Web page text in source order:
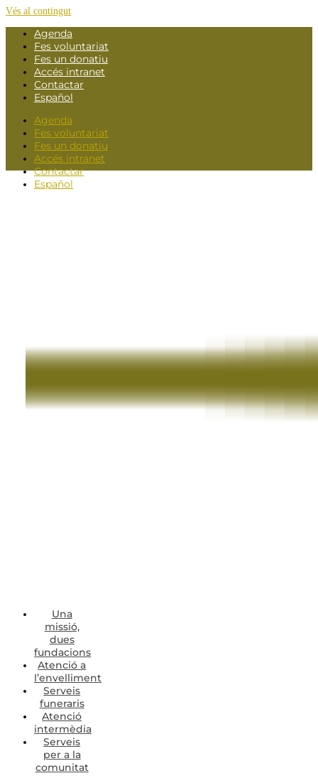
Vés al contingut
Agenda
Fes voluntariat
Fes un donatiu
Accés intranet
Contactar
Español
Agenda
Fes voluntariat
Fes un donatiu
Accés intranet
Contactar
Español
Una
missió,
dues
fundacions
Atenció a
l’envelliment
Serveis
funeraris
Atenció
intermèdia
Serveis
per a la
comunitat